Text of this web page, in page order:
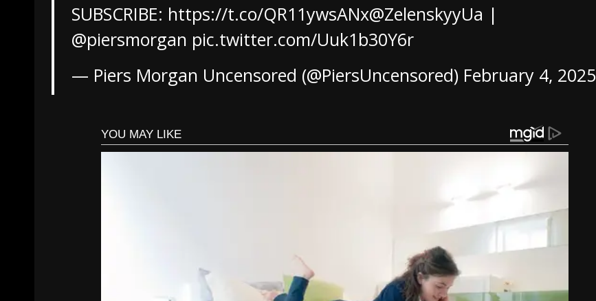
SUBSCRIBE: https://t.co/QR11ywsANx@ZelenskyyUa |
@piersmorgan pic.twitter.com/Uuk1b30Y6r
— Piers Morgan Uncensored (@PiersUncensored) February 4, 2025